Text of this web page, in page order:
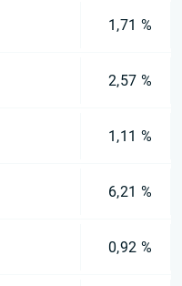
1,71 %
2,57 %
1,11 %
6,21 %
0,92 %